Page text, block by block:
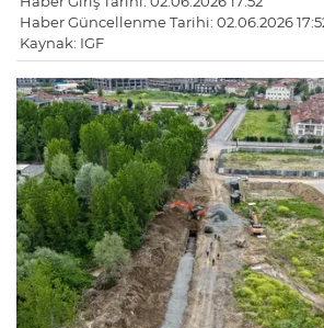
Haber Güncellenme Tarihi: 02.06.2026
Kaynak: IGF